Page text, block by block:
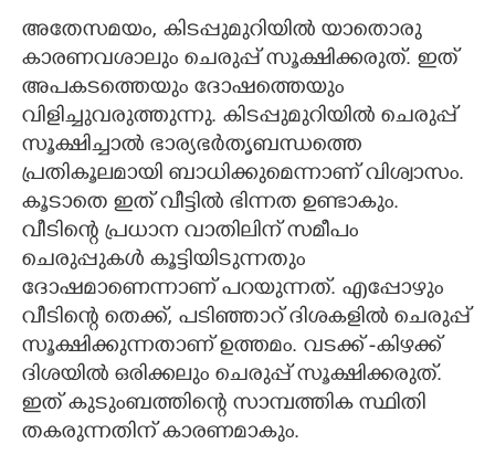
അതേസമയം, കിടപ്പുമുറിയിൽ യാതൊരു
കാരണവശാലും ചെരുപ്പ് സൂക്ഷിക്കരുത്. ഇത്
അപകടത്തെയും ദോഷത്തെയും
വിളിച്ചുവരുത്തുന്നു. കിടപ്പുമുറിയിൽ ചെരുപ്പ്
സൂക്ഷിച്ചാൽ ഭാര്യഭർതൃബന്ധത്തെ
പ്രതികൂലമായി ബാധിക്കുമെന്നാണ് വിശ്വാസം.
കൂടാതെ ഇത് വീട്ടിൽ ഭിന്നത ഉണ്ടാകും.
വീടിന്റെ പ്രധാന വാതിലിന് സമീപം
ചെരുപ്പുകൾ കൂട്ടിയിടുന്നതും
ദോഷമാണെന്നാണ് പറയുന്നത്. എപ്പോഴും
വീടിന്റെ തെക്ക്, പടിഞ്ഞാറ് ദിശകളിൽ ചെരുപ്പ്
സൂക്ഷിക്കുന്നതാണ് ഉത്തമം. വടക്ക് -കിഴക്ക്
ദിശയിൽ ഒരിക്കലും ചെരുപ്പ് സൂക്ഷിക്കരുത്.
ഇത് കുടുംബത്തിന്റെ സാമ്പത്തിക സ്ഥിതി
തകരുന്നതിന് കാരണമാകും.